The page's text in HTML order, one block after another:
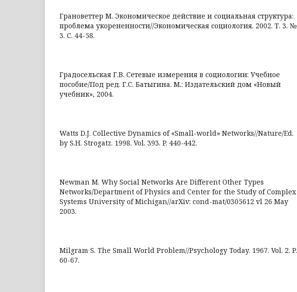
Грановеттер М. Экономическое действие и социальная структура:
проблема укорененности//Экономическая социология. 2002. Т. 3. №
3. С. 44-58.
Градосельская Г.В. Сетевые измерения в социологии: Учебное
пособие/Под ред. Г.С. Батыгина. М.: Издательский дом «Новый
учебник», 2004.
Watts D.J. Collective Dynamics of «Small-world» Networks//Nature/Ed.
by S.H. Strogatz. 1998. Vol. 393. P. 440-442.
Newman M. Why Social Networks Are Different Other Types
Networks/Department of Physics and Center for the Study of Complex
Systems University of Michigan//arXiv: cond-mat/0305612 vl 26 May
2003.
Milgram S. The Small World Problem//Psychology Today. 1967. Vol. 2. P.
60-67.